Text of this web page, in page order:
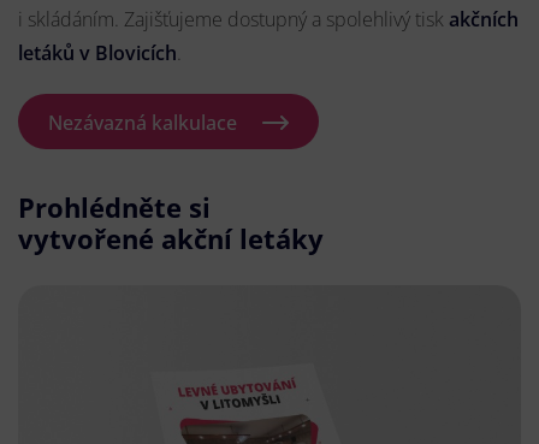
i skládáním. Zajišťujeme dostupný a spolehlivý tisk akčních
letáků v Blovicích.
Nezávazná kalkulace
Prohlédněte si
vytvořené akční letáky